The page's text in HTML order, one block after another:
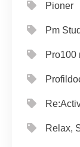
Pioner
Pm
Pro100
Relax,